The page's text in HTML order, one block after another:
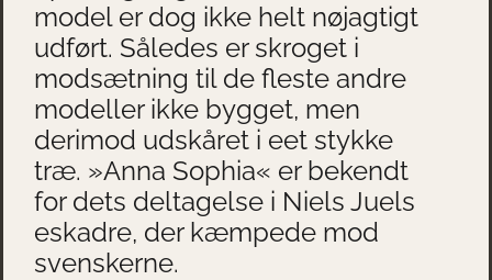
model er dog ikke helt nøjagtigt
udført. Således er skroget i
modsætning til de fleste andre
modeller ikke bygget, men
derimod udskåret i eet stykke
træ. »Anna Sophia« er bekendt
for dets deltagelse i Niels Juels
eskadre, der kæmpede mod
svenskerne.